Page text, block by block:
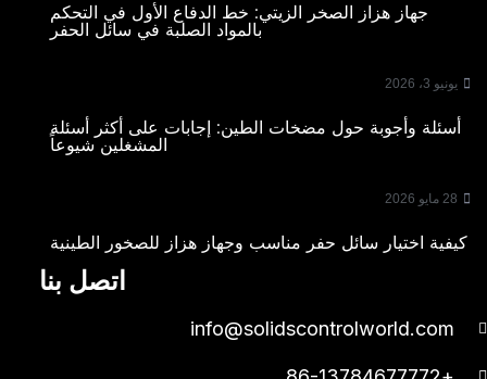
جهاز هزاز الصخر الزيتي: خط الدفاع الأول في التحكم
بالمواد الصلبة في سائل الحفر
يونيو 3، 2026
أسئلة وأجوبة حول مضخات الطين: إجابات على أكثر أسئلة
المشغلين شيوعاً
28 مايو 2026
كيفية اختيار سائل حفر مناسب وجهاز هزاز للصخور الطينية
اتصل بنا
info@solidscontrolworld.com